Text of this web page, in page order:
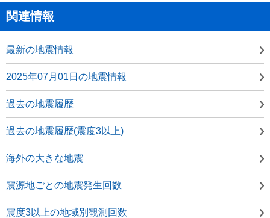
関連情報
最新の地震情報
2025年07月01日の地震情報
過去の地震履歴
過去の地震履歴(震度3以上)
海外の大きな地震
震源地ごとの地震発生回数
震度3以上の地域別観測回数